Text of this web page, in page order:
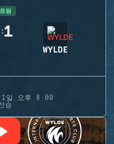
됨
:1
WYLDE
일 오후 8:00
승